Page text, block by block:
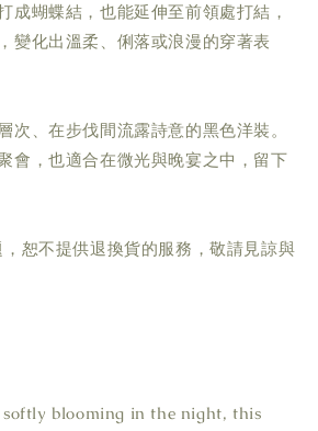
成蝴蝶結，也能延伸至前領處打結，
變化出溫柔、俐落或浪漫的穿著表
次、在步伐間流露詩意的黑色洋裝。
會，也適合在微光與晚宴之中，留下
恕不提供退換貨的服務，敬請見諒與
blooming in the night, this